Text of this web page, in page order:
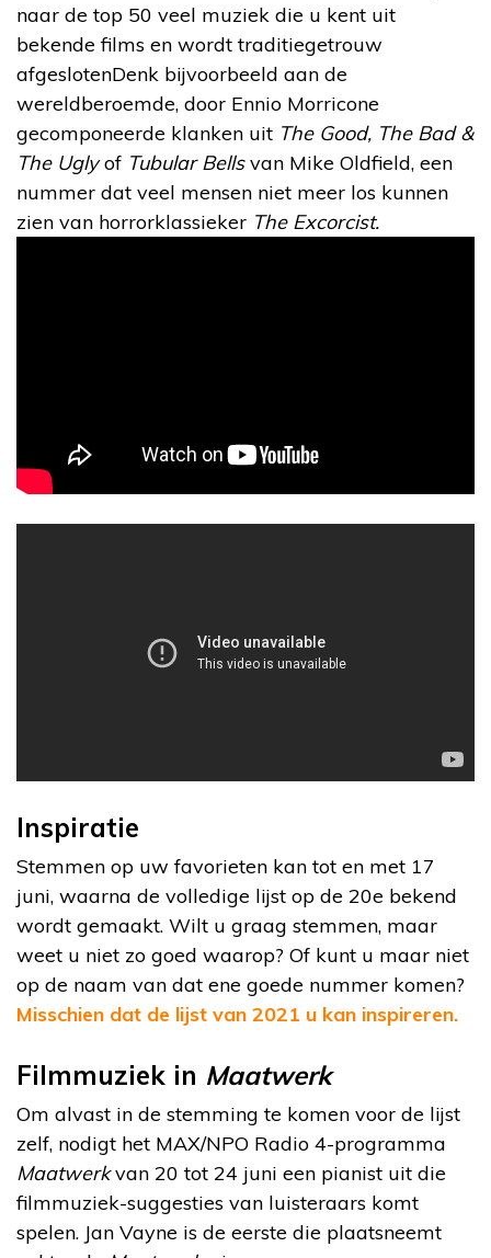
naar de top 50 veel muziek die u kent uit
bekende films en wordt traditiegetrouw
afgeslotenDenk bijvoorbeeld aan de
wereldberoemde, door Ennio Morricone
gecomponeerde klanken uit The Good, The Bad &
The Uglyof Tubular Bellsvan Mike Oldfield, een
nummer dat veel mensen niet meer los kunnen
zien van horrorklassieker The Excorcist.
Inspiratie
Stemmen op uw favorieten kan tot en met 17
juni, waarna de volledige lijst op de 20e bekend
wordt gemaakt. Wilt u graag stemmen, maar
weet u niet zo goed waarop? Of kunt u maar niet
op de naam van dat ene goede nummer komen?
Misschien dat de lijst van 2021 u kan inspireren.
Filmmuziek in Maatwerk
Om alvast in de stemming te komen voor de lijst
zelf, nodigt het MAX/NPO Radio 4-programma
Maatwerkvan 20 tot 24 juni een pianist uit die
filmmuziek-suggesties van luisteraars komt
spelen. Jan Vayne is de eerste die plaatsneemt